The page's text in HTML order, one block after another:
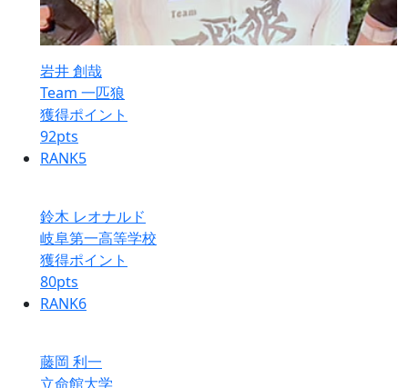
岩井 創哉
Team 一匹狼
獲得ポイント
92pts
RANK5
鈴木 レオナルド
岐阜第一高等学校
獲得ポイント
80pts
RANK6
藤岡 利一
立命館大学